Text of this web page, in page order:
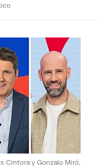
Cintora y Gonzalo Miró,